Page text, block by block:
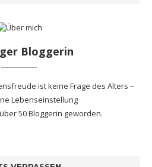
Bloggerin
ist keine Frage des Alters –
Lebenseinstellung
über 50 Bloggerin geworden.